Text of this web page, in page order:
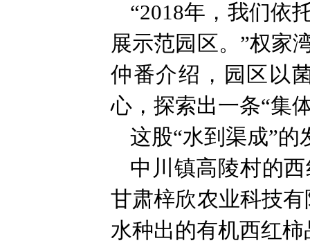
“2018年，我们依
展示范园区。”权家
仲番介绍，园区以
心，探索出一条“集
这股“水到渠成”
中川镇高陵村的
甘肃梓欣农业科技
水种出的有机西红